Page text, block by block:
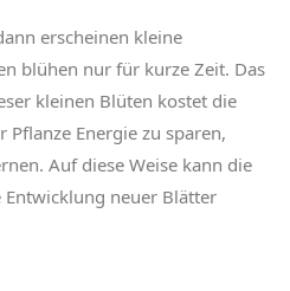
erscheinen kleine
blühen nur für kurze Zeit. Das
kleinen Blüten kostet die
Pflanze Energie zu sparen,
Auf diese Weise kann die
Entwicklung neuer Blätter